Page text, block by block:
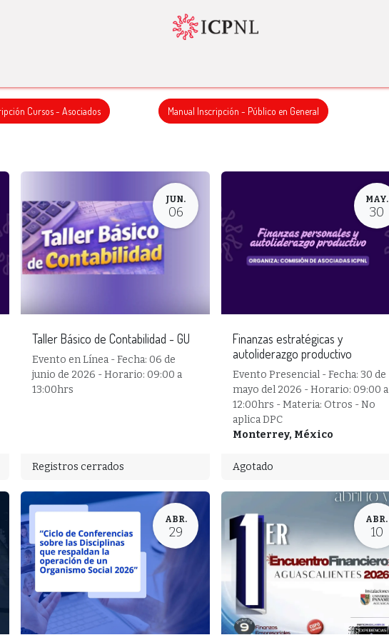
Cursos - Asociados Manual Inscripción - Público en General
JUN.
06
Taller Básico de Contabilidad - GU
Evento en Línea - Fecha: 06 de
junio de 2026 - Horario: 09:00 a
13:00hrs
Registros cerrados
MAY.
30
Finanzas estratégicas y
autoliderazgo productivo
Evento Presencial - Fecha: 30 de
mayo del 2026 - Horario: 09:00 a
12:00hrs - Materia: Otros - No
aplica DPC
Monterrey, México
Agotado
ABR.
29
ABR.
10